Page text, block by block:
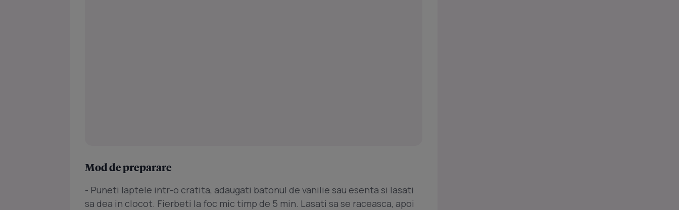
Mod de preparare
- Puneti laptele intr-o cratita, adaugati batonul de vanilie sau esenta si lasati
sa dea in clocot. Fierbeti la foc mic timp de 5 min. Lasati sa se raceasca, apoi